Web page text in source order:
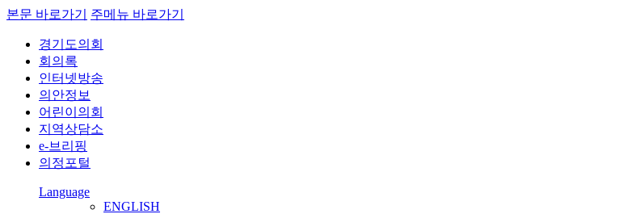
본문 바로가기 주메뉴 바로가기
경기도의회
회의록
인터넷방송
의안정보
어린이의회
지역상담소
e-브리핑
의정포털
Language
ENGLISH